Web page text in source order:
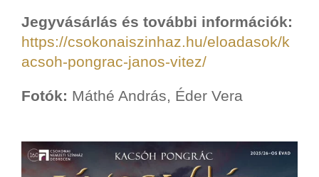
Jegyvásárlás és további információk:
https://csokonaiszinhaz.hu/eloadasok/k
acsoh-pongrac-janos-vitez/
Fotók: Máthé András, Éder Vera